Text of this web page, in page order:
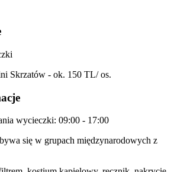
Skrzatów - ok. 150 TL/ os.
wycieczki: 09:00 - 17:00
się w grupach międzynarodowych z